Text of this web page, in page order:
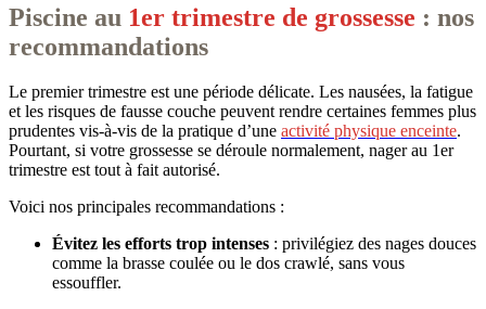
Piscine au 1er trimestre de grossesse : nos
recommandations
Le premier trimestre est une période délicate. Les nausées, la fatigue
et les risques de fausse couche peuvent rendre certaines femmes plus
prudentes vis-à-vis de la pratique d’une activité physique enceinte.
Pourtant, si votre grossesse se déroule normalement, nager au 1er
trimestre est tout à fait autorisé.
Voici nos principales recommandations :
Évitez les efforts trop intenses : privilégiez des nages douces
comme la brasse coulée ou le dos crawlé, sans vous
essouffler.